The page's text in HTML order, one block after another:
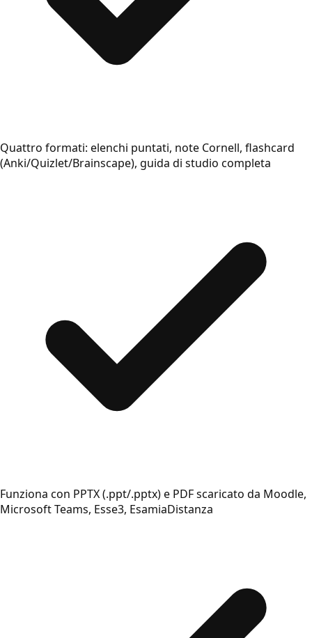
Quattro formati: elenchi puntati, note Cornell, flashcard
(Anki/Quizlet/Brainscape), guida di studio completa
Funziona con PPTX (.ppt/.pptx) e PDF scaricato da Moodle,
Microsoft Teams, Esse3, EsamiaDistanza